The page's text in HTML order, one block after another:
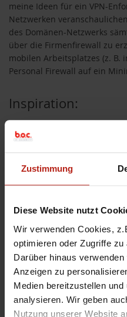
Zustimmung
Diese Website nutzt
Wir verwenden Cookies,
optimieren oder Zugriffe zu
Darüber hinaus
Anzeigen zu
Medien bereitzustellen
analysieren. Wir geben
Nutzung unserer Website
meine Ideen für ein VPN-
Netzwerken
des Domänen-Netzwerks
über die Firmenfirewall zu
mobilen Arbeitsplatzes (z. B.
Personal Firewall auf ein
Inspiration:
Der kostenpflichtige
Firewall das benötigte
kostenpflichtig und auf
WatchGuard Client
unterstützt seit der Version
WatchGuard IPSec Mobile
mit IKEv2 Support – BOC
Weiterlesen»
Durchsetzung des